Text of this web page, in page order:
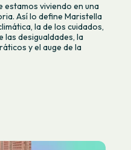
estamos viviendo en una
Así lo define Maristella
la de los cuidados,
las desigualdades, la
y el auge de la